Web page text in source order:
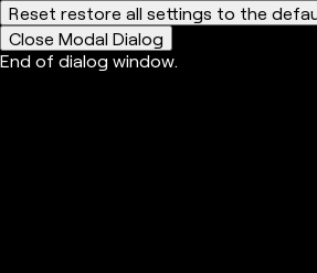
Reset restore all settings to the
Close Modal Dialog
End of dialog window.